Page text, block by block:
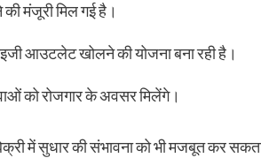
मंजूरी मिल गई है।
आउटलेट खोलने की योजना बना रही है।
को रोजगार के अवसर मिलेंगे।
में सुधार की संभावना को भी मजबूत कर